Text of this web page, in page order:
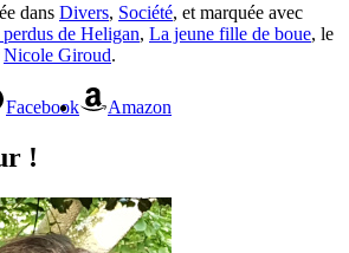
dans Divers, Société, et marquée avec
perdus de Heligan, La jeune fille de boue, le
Nicole Giroud.
Facebook Amazon
!